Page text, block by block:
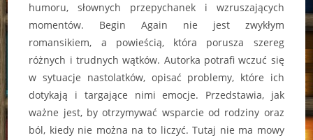
humoru, słownych przepychanek i wzruszających
momentów. Begin Again nie jest zwykłym
romansikiem, a powieścią, która porusza szereg
różnych i trudnych wątków. Autorka potrafi wczuć się
w sytuacje nastolatków, opisać problemy, które ich
dotykają i targające nimi emocje. Przedstawia, jak
ważne jest, by otrzymywać wsparcie od rodziny oraz
ból, kiedy nie można na to liczyć. Tutaj nie ma mowy